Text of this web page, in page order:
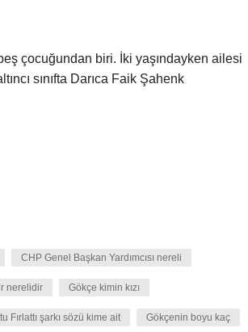
çocuğundan biri. İki yaşındayken ailesi
sınıfta Darıca Faik Şahenk
CHP Genel Başkan Yardımcısı nereli
nerelidir Gökçe kimin kızı
Fırlattı şarkı sözü kime ait Gökçenin boyu kaç